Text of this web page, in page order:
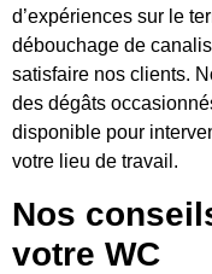
d’expériences sur le
débouchage de
satisfaire nos clients.
des dégâts
disponible pour
votre lieu de travail.
Nos
votre WC